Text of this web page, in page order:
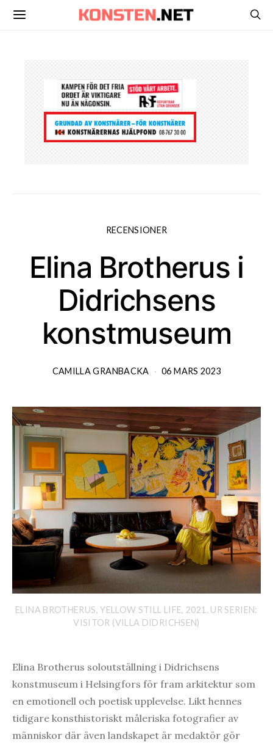
RECENSIONER
Elina Brotherus i
Didrichsens
konstmuseum
CAMILLA GRANBACKA 06 MARS 2023
ELINA BROTHERUS, YELLOW STILL LIFE, 2021. UR SERIEN:
VISITOR (VILLA DIDRICHSEN)
Elina Brotherus soloutställning i Didrichsens
konstmuseum i Helsingfors för fram arkitektur som
en emotionell och poetisk upplevelse. Likt hennes
tidigare konsthistoriskt måleriska fotografier av
människor där även landskapet är medaktör gör